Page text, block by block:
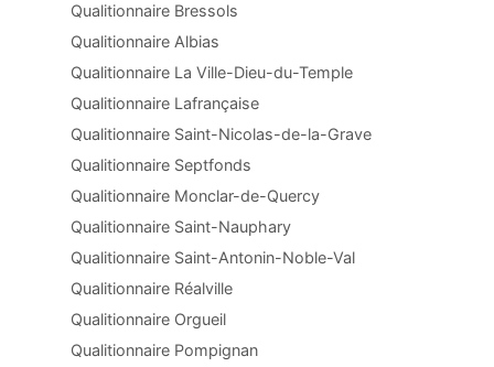
Qualitionnaire Bressols
Qualitionnaire Albias
Qualitionnaire La Ville-Dieu-du-Temple
Qualitionnaire Lafrançaise
Qualitionnaire Saint-Nicolas-de-la-Grave
Qualitionnaire Septfonds
Qualitionnaire Monclar-de-Quercy
Qualitionnaire Saint-Nauphary
Qualitionnaire Saint-Antonin-Noble-Val
Qualitionnaire Réalville
Qualitionnaire Orgueil
Qualitionnaire Pompignan